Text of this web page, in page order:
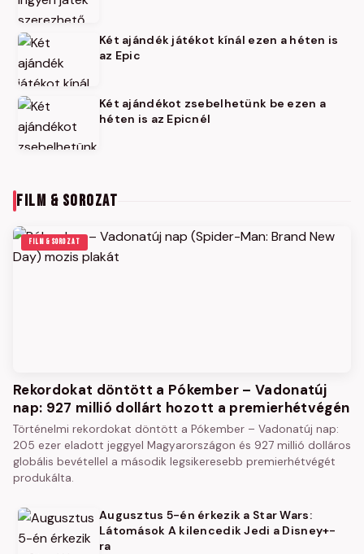
Két ajándék játékot kínál ezen a héten is
az Epic
Két ajándékot zsebelhetünk be ezen a
héten is az Epicnél
FILM & SOROZAT
FILM & SOROZAT
Rekordokat döntött a Pókember – Vadonatúj
nap: 927 millió dollárt hozott a premierhétvégén
Történelmi rekordokat döntött a Pókember – Vadonatúj nap:
205 ezer eladott jeggyel Magyarországon és 927 millió dolláros
globális bevétellel a második legsikeresebb premierhétvégét
produkálta.
Augusztus 5-én érkezik a Star Wars:
Látomások A kilencedik Jedi a Disney+-
ra